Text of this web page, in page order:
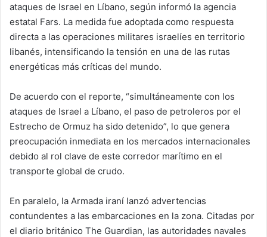
ataques de Israel en Líbano, según informó la agencia
estatal Fars. La medida fue adoptada como respuesta
directa a las operaciones militares israelíes en territorio
libanés, intensificando la tensión en una de las rutas
energéticas más críticas del mundo.
De acuerdo con el reporte, “simultáneamente con los
ataques de Israel a Líbano, el paso de petroleros por el
Estrecho de Ormuz ha sido detenido”, lo que genera
preocupación inmediata en los mercados internacionales
debido al rol clave de este corredor marítimo en el
transporte global de crudo.
En paralelo, la Armada iraní lanzó advertencias
contundentes a las embarcaciones en la zona. Citadas por
el diario británico The Guardian, las autoridades navales